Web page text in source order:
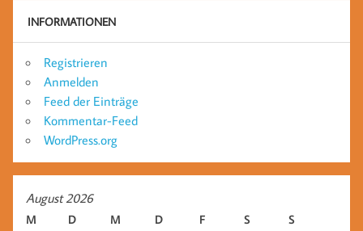
INFORMATIONEN
Registrieren
Anmelden
Feed der Einträge
Kommentar-Feed
WordPress.org
August 2026
M D M D F S S